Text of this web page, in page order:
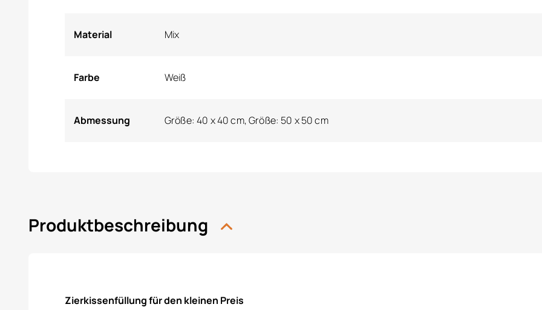
Material Mix
Farbe Weiß
Abmessung Größe: 40 x 40 cm, Größe: 50 x 50 cm
Produktbeschreibung
Zierkissenfüllung für den kleinen Preis